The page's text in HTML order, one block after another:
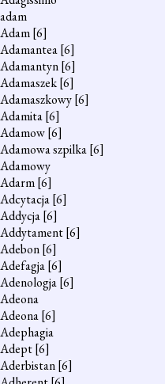
adam
Adam[6]
Adamantea[6]
Adamantyn[6]
Adamaszek[6]
Adamaszkowy[6]
Adamita[6]
Adamow[6]
Adamowa szpilka[6]
Adamowy
Adarm[6]
Adcytacja[6]
Addycja[6]
Addytament[6]
Adebon[6]
Adefagja[6]
Adenologja[6]
Adeona
Adeona[6]
Adephagia
Adept[6]
Aderbistan[6]